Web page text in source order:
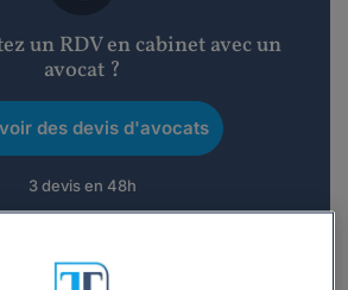
un RDV en cabinet avec un
avocat ?
des devis d'avocats
3 devis en 48h